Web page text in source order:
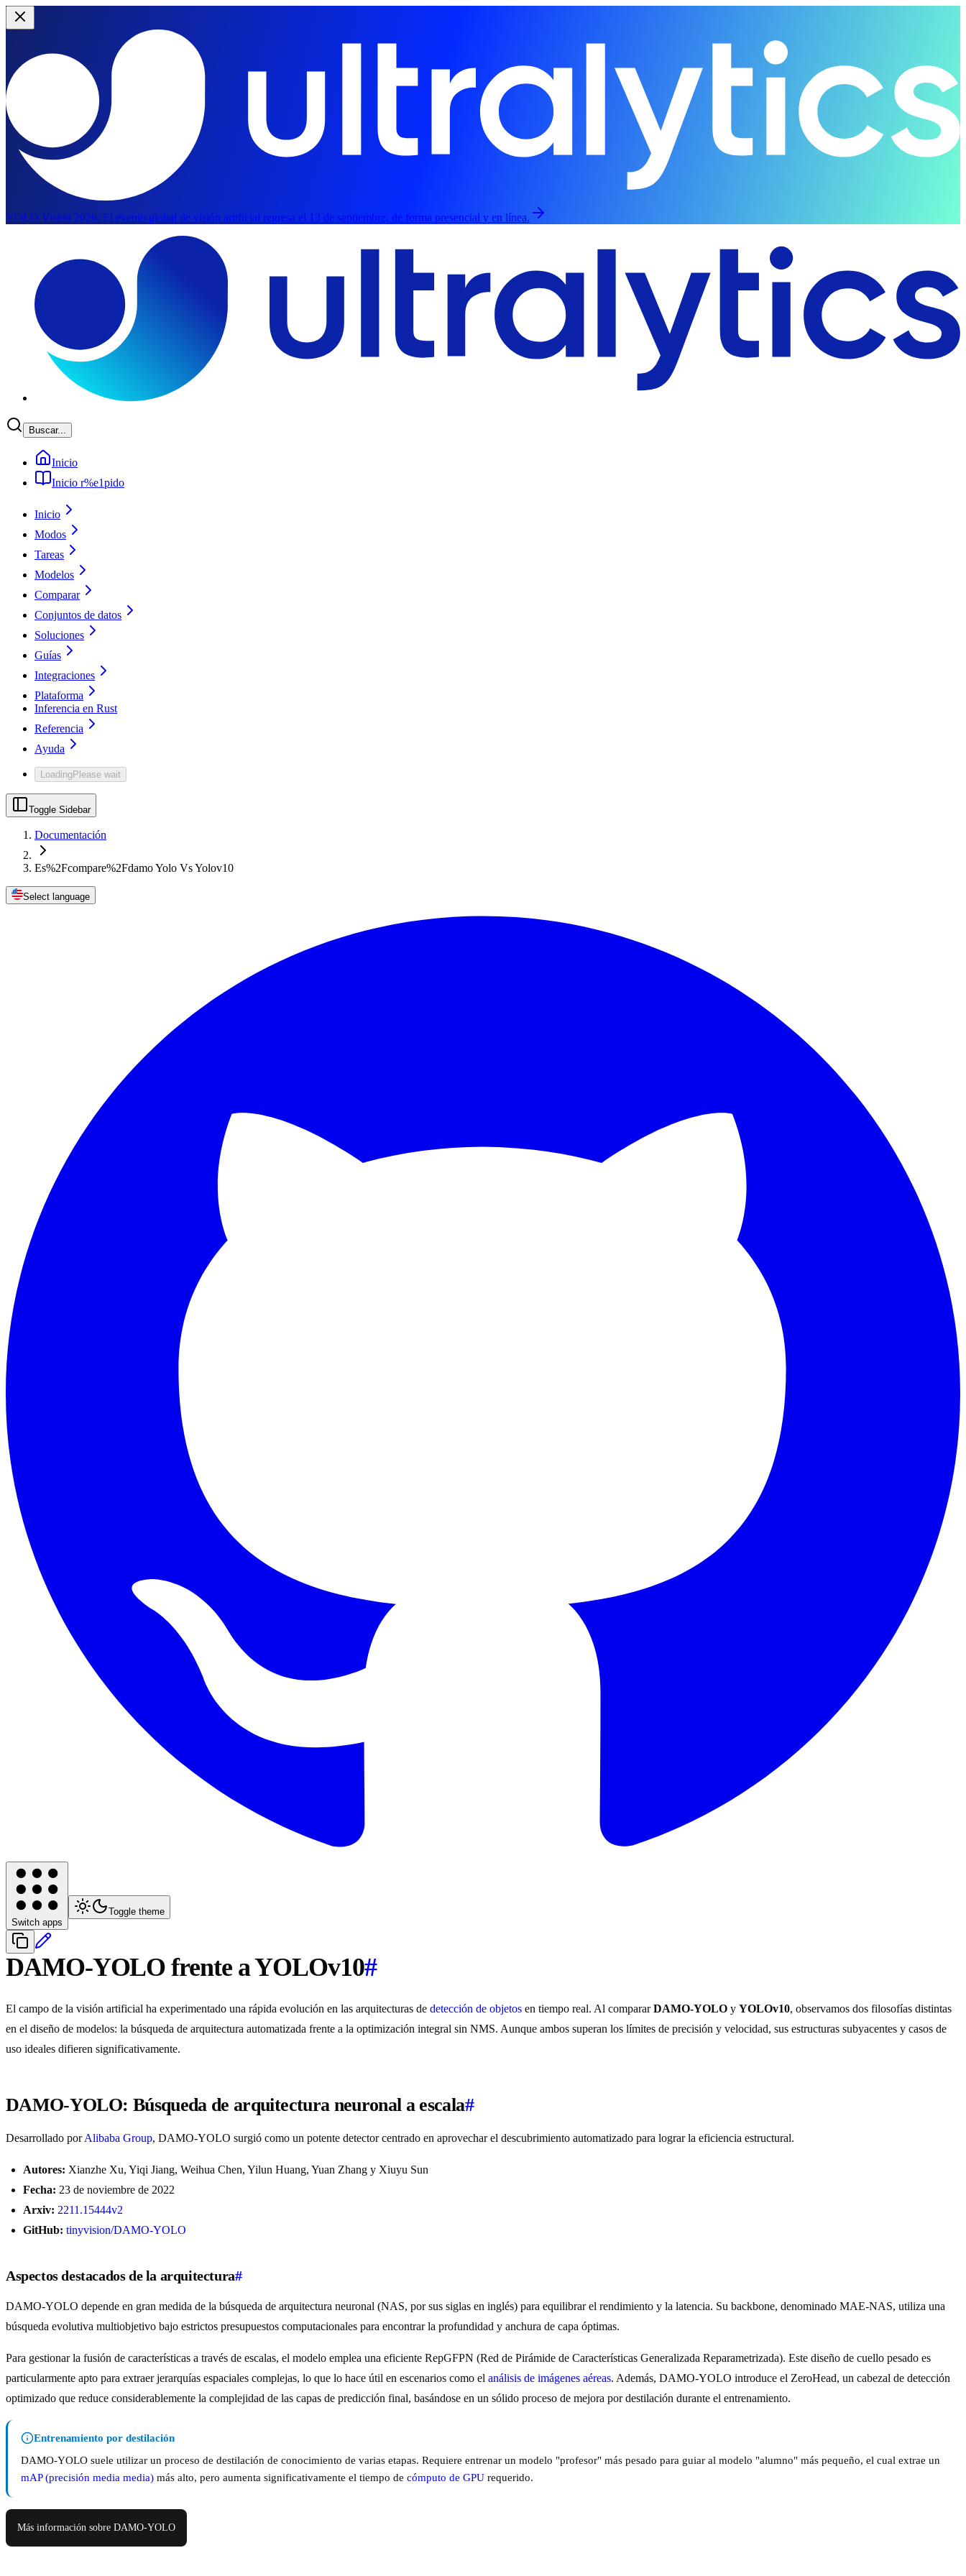
YOLO Vision 2026: El evento global de visión artificial regresa el 13 de septiembre, de forma presencial y en línea.
Buscar...
Inicio
Inicio r%e1pido
Inicio
Modos
Tareas
Modelos
Comparar
Conjuntos de datos
Soluciones
Guías
Integraciones
Plataforma
Inferencia en Rust
Referencia
Ayuda
LoadingPlease wait
Toggle Sidebar
Documentación
Es%2Fcompare%2Fdamo Yolo Vs Yolov10
Select language
Switch apps
Toggle theme
DAMO-YOLO frente a YOLOv10#
El campo de la visión artificial ha experimentado una rápida evolución en las arquitecturas de detección de objetos en tiempo real. Al compararDAMO-YOLO y YOLOv10, observamos dos filosofías distintas
en el diseño de modelos: la búsqueda de arquitectura automatizada frente a la optimización integral sin NMS. Aunque ambos superan los límites de precisión y velocidad, sus estructuras subyacentes y casos de
uso ideales difieren significativamente.
DAMO-YOLO: Búsqueda de arquitectura neuronal a escala#
Desarrollado porAlibaba Group, DAMO-YOLO surgió como un potente detector centrado en aprovechar el descubrimiento automatizado para lograr la eficiencia estructural.
Autores: Xianzhe Xu, Yiqi Jiang, Weihua Chen, Yilun Huang, Yuan Zhang y Xiuyu Sun
Fecha: 23 de noviembre de 2022
Arxiv: 2211.15444v2
GitHub: tinyvision/DAMO-YOLO
Aspectos destacados de la arquitectura#
DAMO-YOLO depende en gran medida de la búsqueda de arquitectura neuronal (NAS, por sus siglas en inglés) para equilibrar el rendimiento y la latencia. Su backbone, denominado MAE-NAS, utiliza una
búsqueda evolutiva multiobjetivo bajo estrictos presupuestos computacionales para encontrar la profundidad y anchura de capa óptimas.
Para gestionar la fusión de características a través de escalas, el modelo emplea una eficiente RepGFPN (Red de Pirámide de Características Generalizada Reparametrizada). Este diseño de cuello pesado es
particularmente apto para extraer jerarquías espaciales complejas, lo que lo hace útil en escenarios como el análisis de imágenes aéreas. Además, DAMO-YOLO introduce el ZeroHead, un cabezal de detección
optimizado que reduce considerablemente la complejidad de las capas de predicción final, basándose en un sólido proceso de mejora por destilación durante el entrenamiento.
Entrenamiento por destilación
DAMO-YOLO suele utilizar un proceso de destilación de conocimiento de varias etapas. Requiere entrenar un modelo "profesor" más pesado para guiar al modelo "alumno" más pequeño, el cual extrae un
mAP (precisión media media) más alto, pero aumenta significativamente el tiempo de cómputo de GPU requerido.
Más información sobre DAMO-YOLO